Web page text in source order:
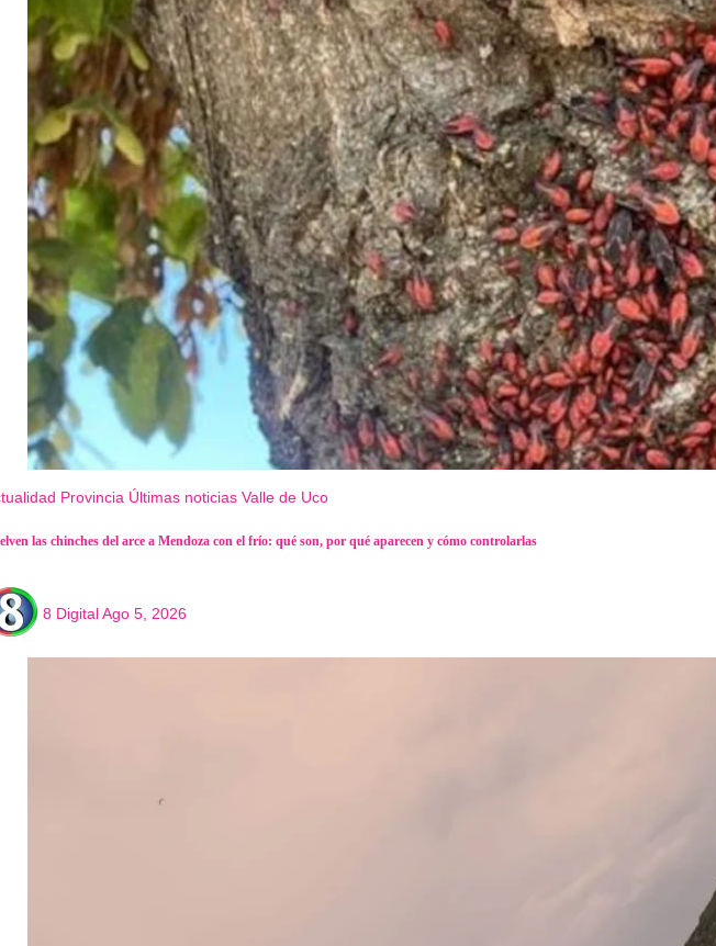
Provincia Últimas noticias Valle de Uco
las chinches del arce a Mendoza con el frío: qué son, por qué aparecen y cómo controlarlas
8 DigitalAgo 5, 2026